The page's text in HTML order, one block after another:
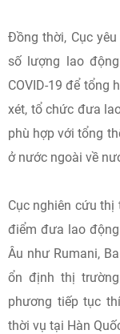
Đồng thời, Cục
số lượng lao
COVID-19 để tổng
xét, tổ chức đưa
phù hợp với tổng
ở nước ngoài về
Cục nghiên cứu
điểm đưa lao
Âu như Rumani,
ổn định thị
phương tiếp tục
thời vụ tại Hàn